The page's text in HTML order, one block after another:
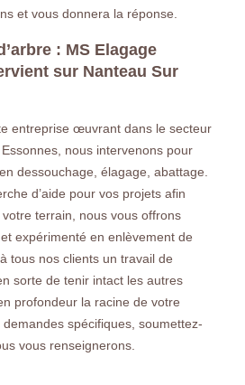
et vous donnera la réponse.
: MS Elagage
sur Nanteau Sur
entreprise œuvrant dans le secteur
nous intervenons pour
dessouchage, élagage, abattage.
d’aide pour vos projets afin
votre terrain, nous vous offrons
expérimenté en enlèvement de
tous nos clients un travail de
sorte de tenir intact les autres
profondeur la racine de votre
spécifiques, soumettez-
vous renseignerons.